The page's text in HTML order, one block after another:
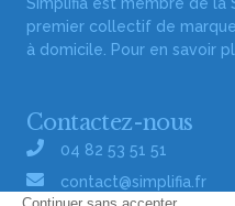
premier collectif de
à domicile. Pour en savoir
Contactez-nous
04 82 53 51 51
contact@simplifia.fr